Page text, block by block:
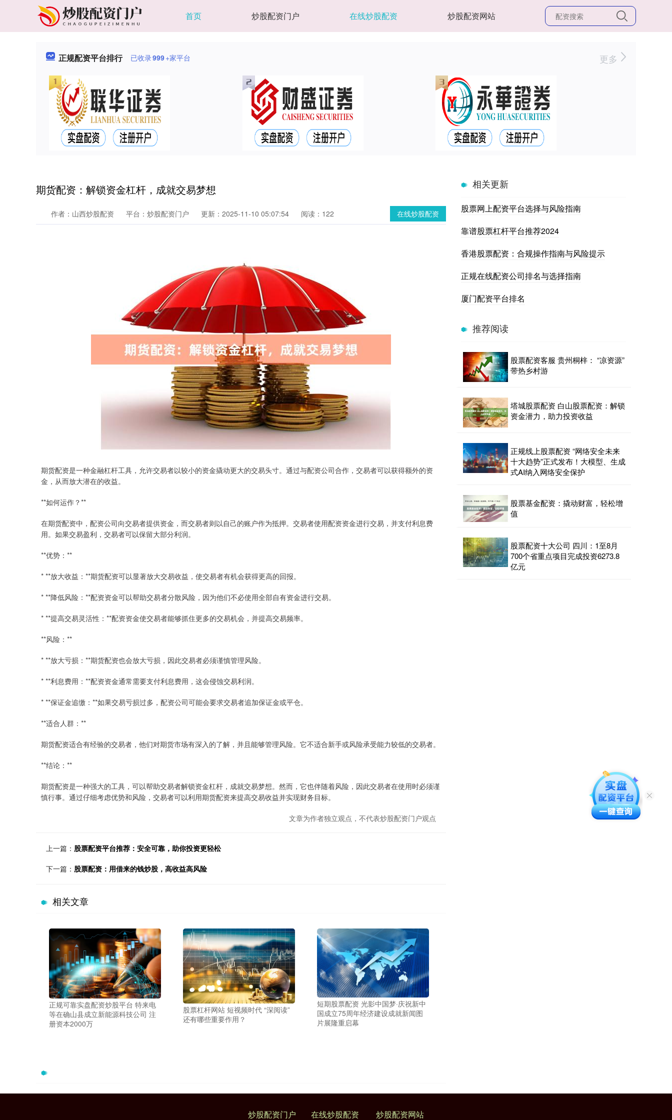
首页 炒股配资门户 在线炒股配资 炒股配资网站
正规配资平台排行 已收录999+家平台 更多
期货配资：解锁资金杠杆，成就交易梦想
在线炒股配资
作者：山西炒股配资 平台：炒股配资门户 更新：2025-11-10 05:07:54 阅读：122
期货配资是一种金融杠杆工具，允许交易者以较小的资金撬动更大的交易头寸。通过与配资公司合作，交易者可以获得额外的资
金，从而放大潜在的收益。
**如何运作？**
在期货配资中，配资公司向交易者提供资金，而交易者则以自己的账户作为抵押。交易者使用配资资金进行交易，并支付利息费
用。如果交易盈利，交易者可以保留大部分利润。
**优势：**
* **放大收益：**期货配资可以显著放大交易收益，使交易者有机会获得更高的回报。
* **降低风险：**配资资金可以帮助交易者分散风险，因为他们不必使用全部自有资金进行交易。
* **提高交易灵活性：**配资资金使交易者能够抓住更多的交易机会，并提高交易频率。
**风险：**
* **放大亏损：**期货配资也会放大亏损，因此交易者必须谨慎管理风险。
* **利息费用：**配资资金通常需要支付利息费用，这会侵蚀交易利润。
* **保证金追缴：**如果交易亏损过多，配资公司可能会要求交易者追加保证金或平仓。
**适合人群：**
期货配资适合有经验的交易者，他们对期货市场有深入的了解，并且能够管理风险。它不适合新手或风险承受能力较低的交易者。
**结论：**
期货配资是一种强大的工具，可以帮助交易者解锁资金杠杆，成就交易梦想。然而，它也伴随着风险，因此交易者在使用时必须谨
慎行事。通过仔细考虑优势和风险，交易者可以利用期货配资来提高交易收益并实现财务目标。
文章为作者独立观点，不代表炒股配资门户观点
上一篇： 股票配资平台推荐：安全可靠，助你投资更轻松
下一篇： 股票配资：用借来的钱炒股，高收益高风险
相关文章
正规可靠实盘配资炒股平台 特来电
等在确山县成立新能源科技公司 注
册资本2000万
股票杠杆网站 短视频时代 “深阅读”
还有哪些重要作用？
短期股票配资 光影中国梦·庆祝新中
国成立75周年经济建设成就新闻图
片展隆重启幕
相关更新
股票网上配资平台选择与风险指南
靠谱股票杠杆平台推荐2024
香港股票配资：合规操作指南与风险提示
正规在线配资公司排名与选择指南
厦门配资平台排名
推荐阅读
股票配资客服 贵州桐梓： “凉资源”
带热乡村游
塔城股票配资 白山股票配资：解锁
资金潜力，助力投资收益
正规线上股票配资 “网络安全未来
十大趋势”正式发布！大模型、生成
式AI纳入网络安全保护
股票基金配资：撬动财富，轻松增
值
股票配资十大公司 四川：1至8月
700个省重点项目完成投资6273.8
亿元
炒股配资门户 在线炒股配资 炒股配资网站